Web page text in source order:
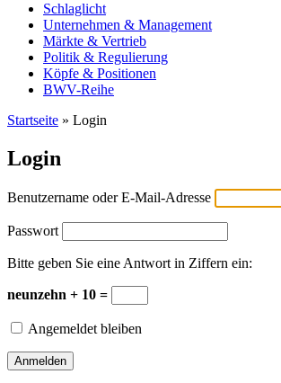
Schlaglicht
Unternehmen & Management
Märkte & Vertrieb
Politik & Regulierung
Köpfe & Positionen
BWV-Reihe
Startseite » Login
Login
Benutzername oder E-Mail-Adresse
Passwort
Bitte geben Sie eine Antwort in Ziffern ein:
neunzehn + 10 =
Angemeldet bleiben